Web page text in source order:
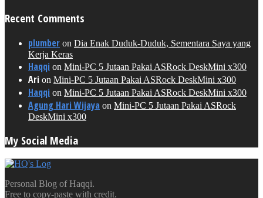
Recent Comments
plumber on Dia Enak Duduk-Duduk, Sementara Saya yang
Kerja Keras
Haqqi on Mini-PC 5 Jutaan Pakai ASRock DeskMini x300
Ari on Mini-PC 5 Jutaan Pakai ASRock DeskMini x300
Haqqi on Mini-PC 5 Jutaan Pakai ASRock DeskMini x300
Agung Hari Wijaya on Mini-PC 5 Jutaan Pakai ASRock
DeskMini x300
My Social Media
Personal Blog of Haqqi.
Free to copy-paste with credit.